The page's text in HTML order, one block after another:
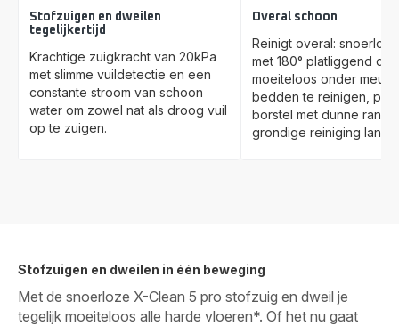
Stofzuigen en dweilen
tegelijkertijd
Krachtige zuigkracht van 20kPa
met slimme vuildetectie en een
constante stroom van schoon
water om zowel nat als droog vuil
op te zuigen.
Overal schoon
Reinigt overal:
met 180° platliggend
moeiteloos onder
bedden te reinigen,
borstel met dunne rand
grondige reiniging langs
Stofzuigen en dweilen in één beweging
Met de snoerloze X-Clean 5 pro stofzuig en dweil je
tegelijk moeiteloos alle harde vloeren*. Of het nu gaat